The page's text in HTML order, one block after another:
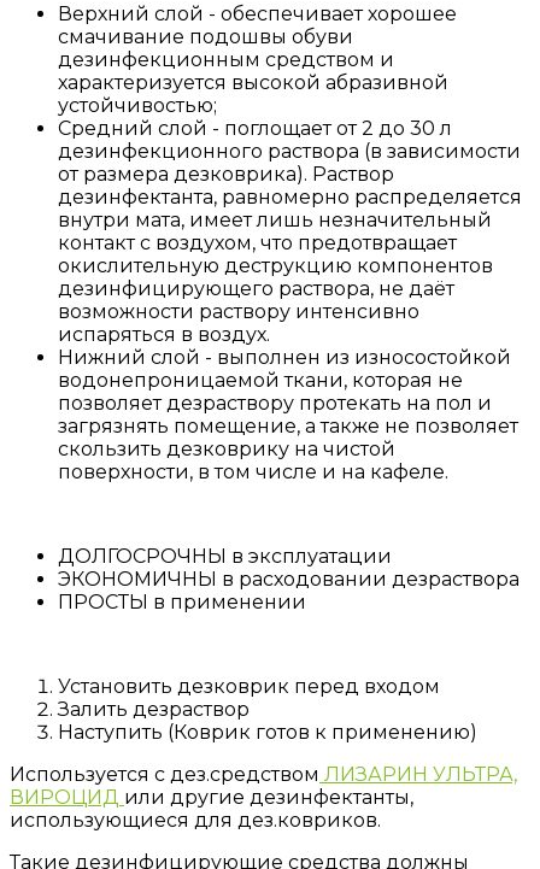
Верхний слой - обеспечивает хорошее
смачивание подошвы обуви
дезинфекционным средством и
характеризуется высокой абразивной
устойчивостью;
Средний слой - поглощает от 2 до 30 л
дезинфекционного раствора (в зависимости
от размера дезковрика). Раствор
дезинфектанта, равномерно распределяется
внутри мата, имеет лишь незначительный
контакт с воздухом, что предотвращает
окислительную деструкцию компонентов
дезинфицирующего раствора, не даёт
возможности раствору интенсивно
испаряться в воздух.
Нижний слой - выполнен из износостойкой
водонепроницаемой ткани, которая не
позволяет дезраствору протекать на пол и
загрязнять помещение, а также не позволяет
скользить дезковрику на чистой
поверхности, в том числе и на кафеле.
ДОЛГОСРОЧНЫ в эксплуатации
ЭКОНОМИЧНЫ в расходовании дезраствора
ПРОСТЫ в применении
Установить дезковрик перед входом
Залить дезраствор
Наступить (Коврик готов к применению)
Используется с дез.средством ЛИЗАРИН УЛЬТРА,
ВИРОЦИД или другие дезинфектанты,
использующиеся для дез.ковриков.
Такие дезинфицирующие средства должны